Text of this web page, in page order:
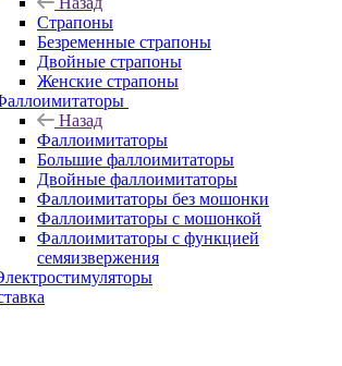
Страпоны
Безременные страпоны
Двойные страпоны
Женские страпоны
Назад
Фаллоимитаторы
Большие фаллоимитаторы
Двойные фаллоимитаторы
Фаллоимитаторы без мошонки
Фаллоимитаторы с мошонкой
Фаллоимитаторы с функцией
семяизвержения